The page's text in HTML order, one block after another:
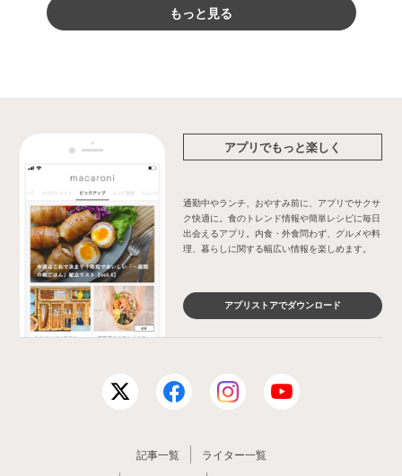
もっと見る
アプリでもっと楽しく
通勤中やランチ、おやすみ前に、アプリでサクサ
ク快適に。食のトレンド情報や簡単レシピに毎日
出会えるアプリ。内食・外食問わず、グルメや料
理、暮らしに関する幅広い情報を楽しめます。
アプリストアでダウンロード
記事一覧
ライター一覧